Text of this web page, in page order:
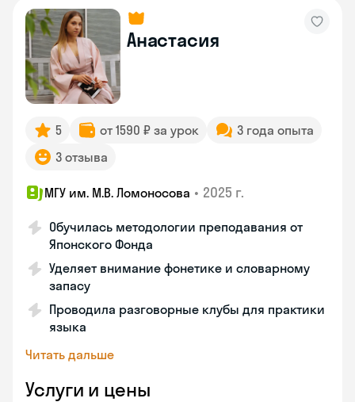
Анастасия
5 от 1590 ₽ за урок
3 года опыта
3 отзыва
МГУ им. М.В. Ломоносова • 2025 г.
Обучилась методологии преподавания от
Японского Фонда
Уделяет внимание фонетике и словарному
запасу
Проводила разговорные клубы для практики
языка
Читать дальше
Услуги и цены